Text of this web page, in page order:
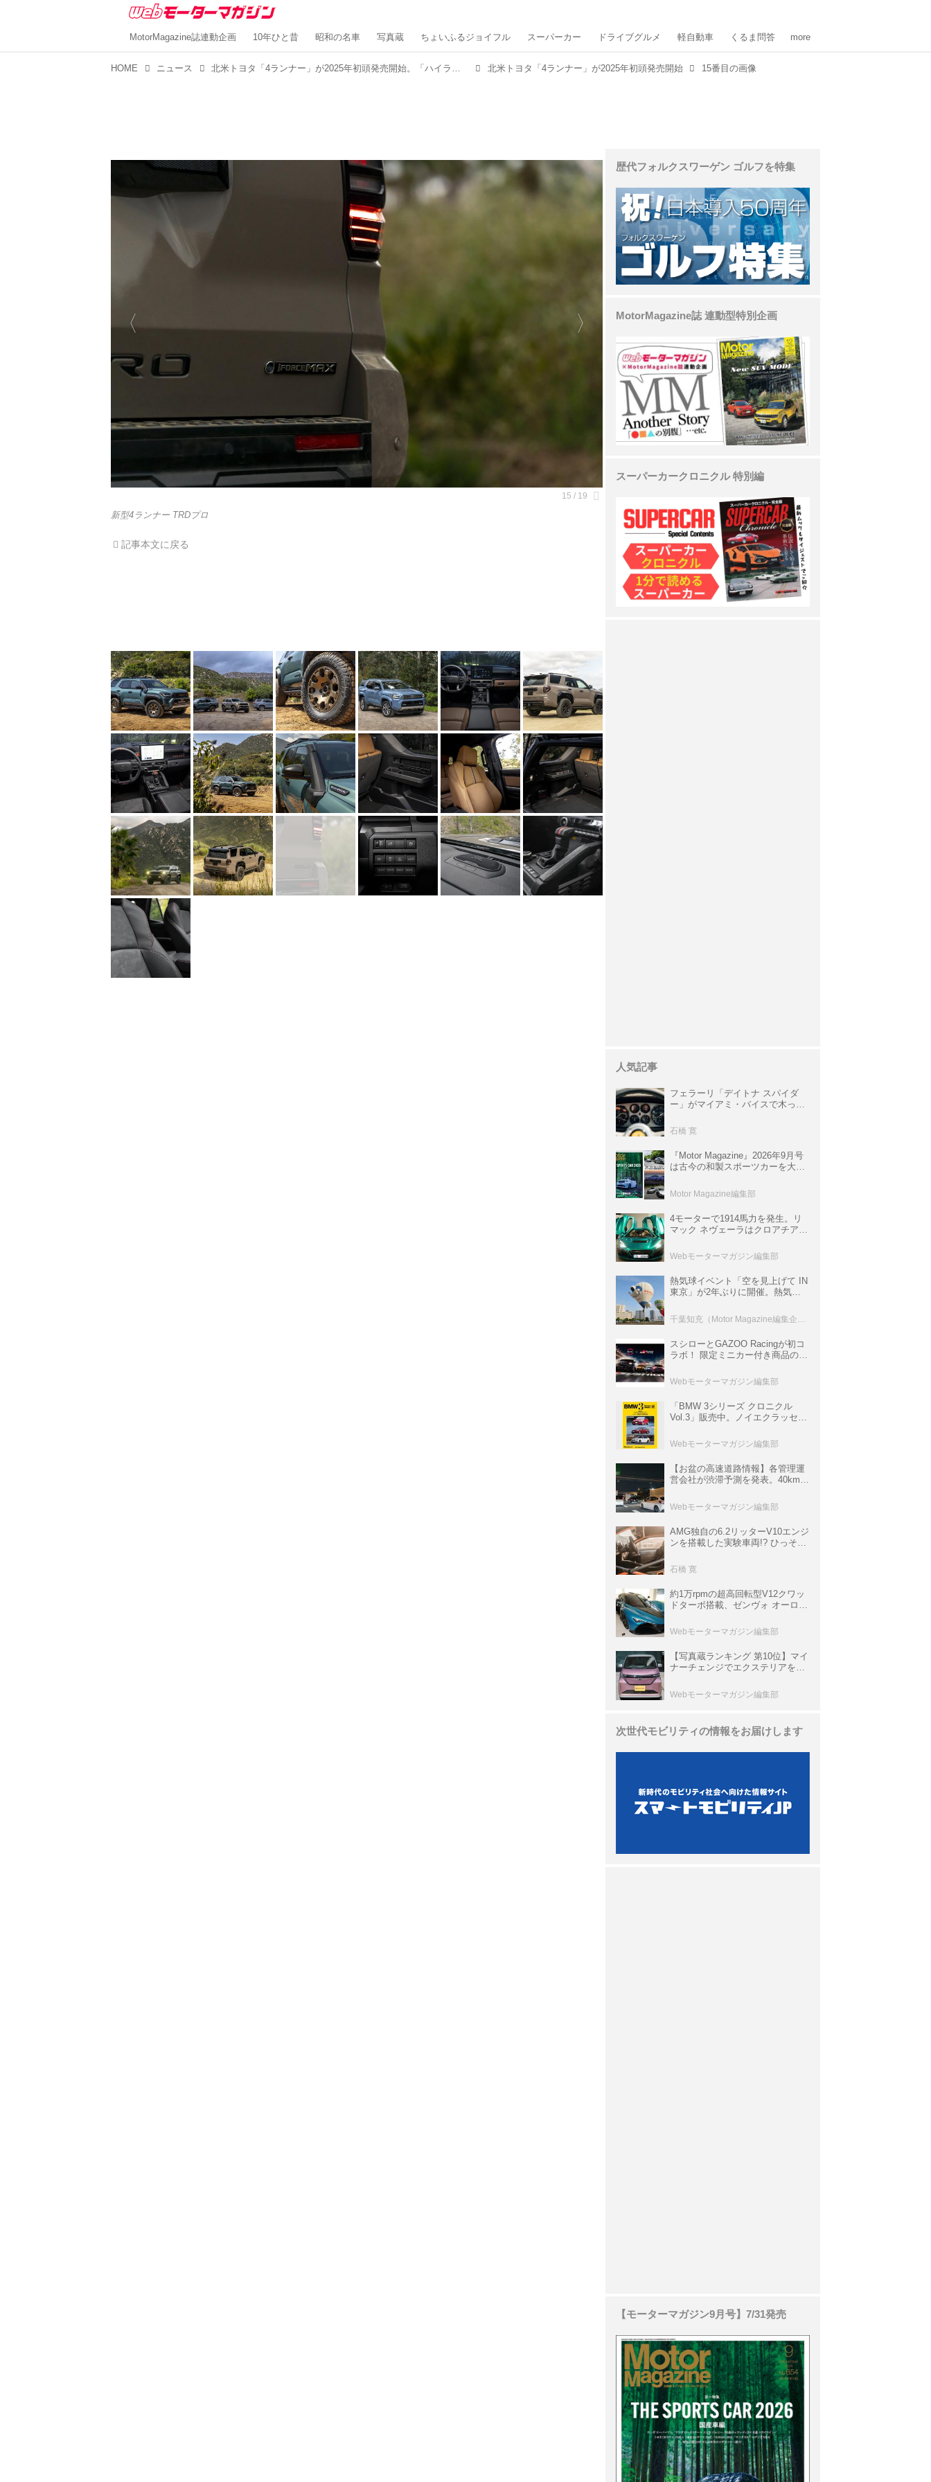
MotorMagazine誌連動企画 10年ひと昔 昭和の名車 写真蔵 ちょいふるジョイフル スーパーカー ドライブグルメ 軽自動車 くるま問答 more
HOME ニュース 北米トヨタ「4ランナー」が2025年初頭発売開始。「ハイラックスサーフ」の日本復活に期待 北米トヨタ「4ランナー」が2025年初頭発売開始 15番目の画像
新型4ランナー TRDプロ
記事本文に戻る
歴代フォルクスワーゲン ゴルフを特集
MotorMagazine誌 連動型特別企画
スーパーカークロニクル 特別編
人気記事
フェラーリ「デイトナ スパイダ
ー」がマイアミ・バイスで木っ端
サ」に化けた理由
石橋 寛
『Motor Magazine』2026年9月号
は古今の和製スポーツカーを大特
情報も満載
Motor Magazine編集部
4モーターで1914馬力を発生。リ
マック ネヴェーラはクロアチア発
ロニクル・完全版／115】
Webモーターマガジン編集部
熱気球イベント「空を見上げて IN
東京」が2年ぶりに開催。熱気球
室などのコンテンツも
スシローとGAZOO Racingが初コ
ラボ！ 限定ミニカー付き商品の
ト体験があたる抽選企画などを展
開
Webモーターマガジン編集部
「BMW 3シリーズ クロニクル
Vol.3」販売中。ノイエクラッセか
ムック
Webモーターマガジン編集部
【お盆の高速道路情報】各管理運
営会社が渋滞予測を発表。40km以
数ある
Webモーターマガジン編集部
AMG独自の6.2リッターV10エンジ
ンを搭載した実験車両!? ひっそり
P900 プロトタイプ」とは
石橋 寛
約1万rpmの超高回転型V12クワッ
ドターボ搭載、ゼンヴォ オーロラ
イパーカー【スーパーカークロニ
クル・完全版／116】
Webモーターマガジン編集部
【写真蔵ランキング 第10位】マイ
ナーチェンジでエクステリアを刷
クラ」
Webモーターマガジン編集部
次世代モビリティの情報をお届けします
【モーターマガジン9月号】7/31発売